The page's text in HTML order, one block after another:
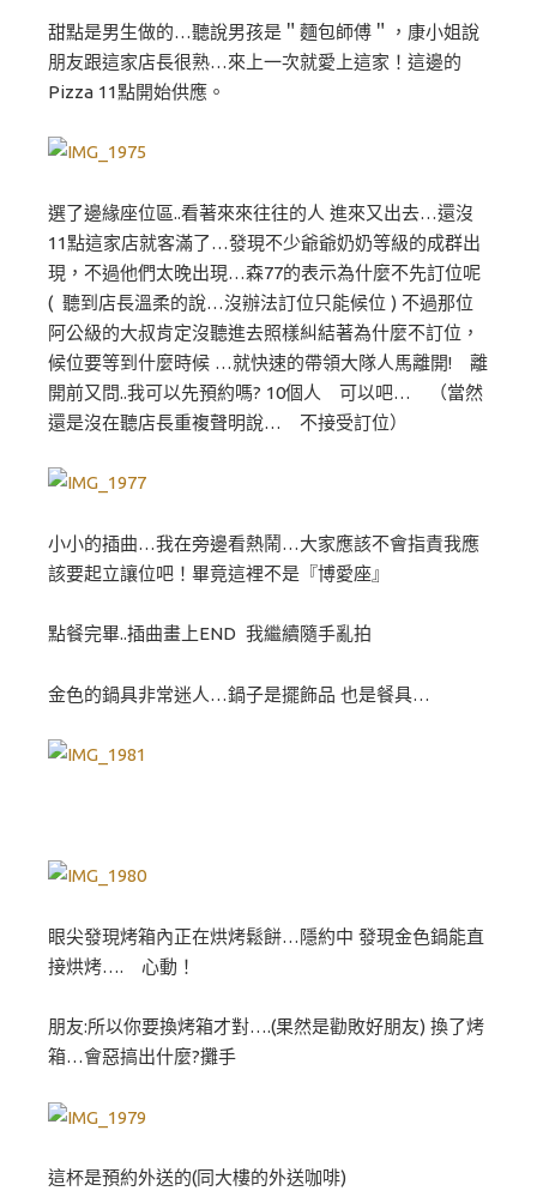
甜點是男生做的…聽說男孩是＂麵包師傅＂，康小姐說
朋友跟這家店長很熟…來上一次就愛上這家！這邊的
Pizza 11點開始供應。
選了邊緣座位區..看著來來往往的人 進來又出去…還沒
11點這家店就客滿了…發現不少爺爺奶奶等級的成群出
現，不過他們太晚出現…森77的表示為什麼不先訂位呢
( 聽到店長溫柔的說…沒辦法訂位只能候位 ) 不過那位
阿公級的大叔肯定沒聽進去照樣糾結著為什麼不訂位，
候位要等到什麼時候 …就快速的帶領大隊人馬離開! 離
開前又問..我可以先預約嗎? 10個人 可以吧… （當然
還是沒在聽店長重複聲明說… 不接受訂位）
小小的插曲…我在旁邊看熱鬧…大家應該不會指責我應
該要起立讓位吧！畢竟這裡不是『博愛座』
點餐完畢..插曲畫上END 我繼續隨手亂拍
金色的鍋具非常迷人…鍋子是擺飾品 也是餐具…
眼尖發現烤箱內正在烘烤鬆餅…隱約中 發現金色鍋能直
接烘烤…. 心動！
朋友:所以你要換烤箱才對….(果然是勸敗好朋友) 換了烤
箱…會惡搞出什麼?攤手
這杯是預約外送的(同大樓的外送咖啡)